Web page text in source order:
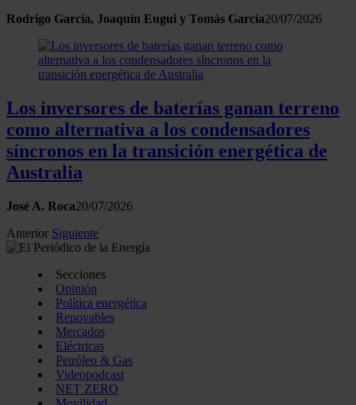
Rodrigo García, Joaquín Eugui y Tomás García20/07/2026
Los inversores de baterías ganan terreno
como alternativa a los condensadores
síncronos en la transición energética de
Australia
José A. Roca20/07/2026
Anterior Siguiente
Secciones
Opinión
Política energética
Renovables
Mercados
Eléctricas
Petróleo & Gas
Videopodcast
NET ZERO